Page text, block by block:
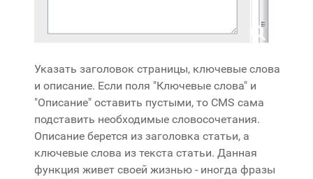
Указать заголовок страницы, ключевые слова
и описание. Если поля "Ключевые слова" и
"Описание" оставить пустыми, то CMS сама
подставить необходимые словосочетания.
Описание берется из заголовка статьи, а
ключевые слова из текста статьи. Данная
функция живет своей жизнью - иногда фразы